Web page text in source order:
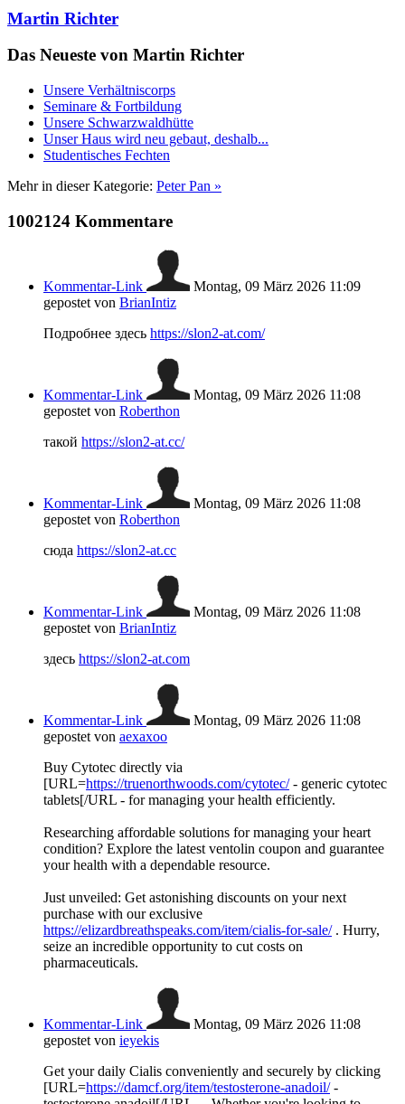
Martin Richter
Das Neueste von Martin Richter
Unsere Verhältniscorps
Seminare & Fortbildung
Unsere Schwarzwaldhütte
Unser Haus wird neu gebaut, deshalb...
Studentisches Fechten
Mehr in dieser Kategorie: Peter Pan »
1002124 Kommentare
Kommentar-Link
Montag, 09 März 2026 11:09
gepostet von BrianIntiz
Подробнее здесь https://slon2-at.com/
Kommentar-Link
Montag, 09 März 2026 11:08
gepostet von Roberthon
такой https://slon2-at.cc/
Kommentar-Link
Montag, 09 März 2026 11:08
gepostet von Roberthon
сюда https://slon2-at.cc
Kommentar-Link
Montag, 09 März 2026 11:08
gepostet von BrianIntiz
здесь https://slon2-at.com
Kommentar-Link
Montag, 09 März 2026 11:08
gepostet von aexaxoo
Buy Cytotec directly via
[URL=https://truenorthwoods.com/cytotec/- generic cytotec
tablets[/URL - for managing your health efficiently.
Researching affordable solutions for managing your heart
condition? Explore the latest ventolin coupon and guarantee
your health with a dependable resource.
Just unveiled: Get astonishing discounts on your next
purchase with our exclusive
https://elizardbreathspeaks.com/item/cialis-for-sale/. Hurry,
seize an incredible opportunity to cut costs on
pharmaceuticals.
Kommentar-Link
Montag, 09 März 2026 11:08
gepostet von ieyekis
Get your daily Cialis conveniently and securely by clicking
[URL=https://damcf.org/item/testosterone-anadoil/-